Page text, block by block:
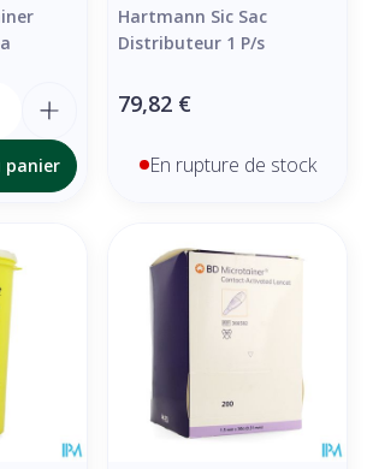
panier
Hartmann Sic Sac
Distributeur 1 P/s
79,82 €
En rupture de stock